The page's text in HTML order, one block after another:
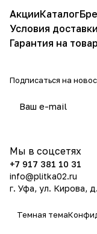
АкцииКаталог
Условия доставки
Гарантия на товар
Подписаться на
Мы в соцсетях
+7 917 381 10 31
info@plitka02.ru
г. Уфа, ул. Кирова,
Темная тема